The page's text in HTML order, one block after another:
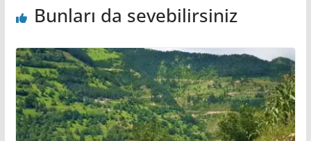
Bunları da sevebilirsiniz